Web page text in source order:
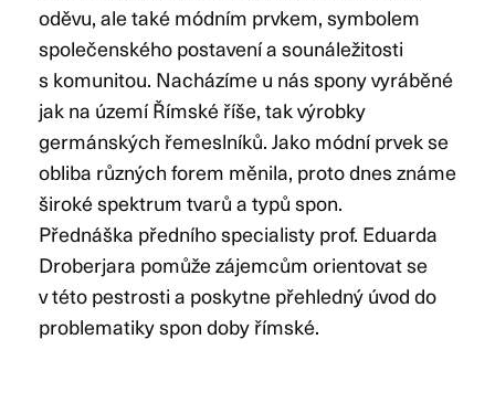
oděvu, ale také módním prvkem, symbolem
společenského postavení a sounáležitosti
s komunitou. Nacházíme u nás spony vyráběné
jak na území Římské říše, tak výrobky
germánských řemeslníků. Jako módní prvek se
obliba různých forem měnila, proto dnes známe
široké spektrum tvarů a typů spon.
Přednáška předního specialisty prof. Eduarda
Droberjara pomůže zájemcům orientovat se
v této pestrosti a poskytne přehledný úvod do
problematiky spon doby římské.